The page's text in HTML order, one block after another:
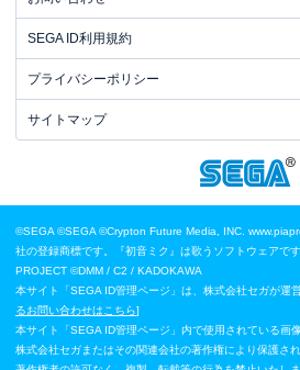
SEGA ID利用規約
プライバシーポリシー
サイトマップ
©SEGA ©SEGA ©Crypton Future Media, INC.
社の登録商標です。『初音ミク』は歌うソフトウェアです
PROJECT ©DMM / C2 / KADOKAWA
本サイト「SEGA ID管理ページ」は、株式会社セガが運
るお問い合わせはこちら]
本サイト「SEGA ID管理ページ」内で使用されている画
株式会社セガまたはその関連会社の著作権により保護され